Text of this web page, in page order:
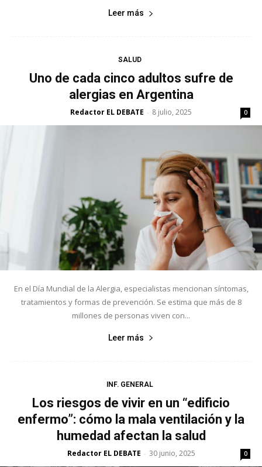
Leer más
SALUD
Uno de cada cinco adultos sufre de
alergias en Argentina
Redactor EL DEBATE - 8 julio, 2025 0
En el Día Mundial de la Alergia, especialistas mencionan síntomas,
tratamientos y formas de prevención. Se estima que más de 8
millones de personas viven con...
Leer más
INF. GENERAL
Los riesgos de vivir en un “edificio
enfermo”: cómo la mala ventilación y la
humedad afectan la salud
Redactor EL DEBATE - 30 junio, 2025 0